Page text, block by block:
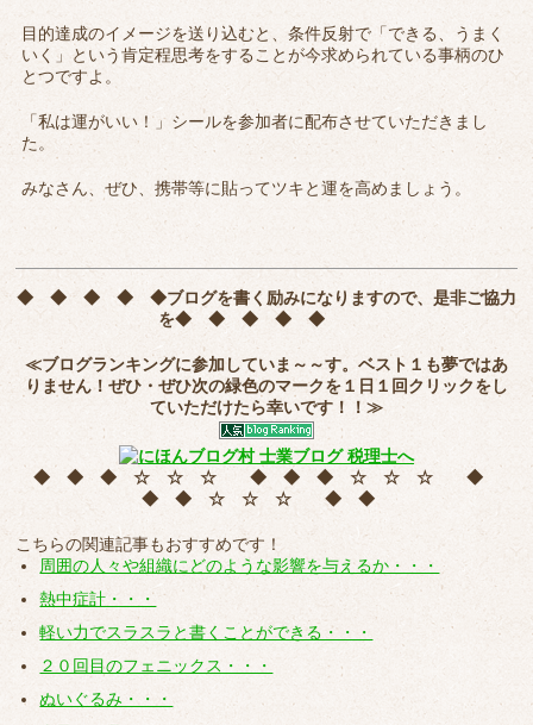
目的達成のイメージを送り込むと、条件反射で「できる、うまく
いく」という肯定程思考をすることが今求められている事柄のひ
とつですよ。
「私は運がいい！」シールを参加者に配布させていただきまし
た。
みなさん、ぜひ、携帯等に貼ってツキと運を高めましょう。
◆ ◆ ◆ ◆ ◆ブログを書く励みになりますので、是非ご協力
を◆ ◆ ◆ ◆ ◆
≪ブログランキングに参加していま～～す。ベスト１も夢ではあ
りません！ぜひ・ぜひ次の緑色のマークを１日１回クリックをし
ていただけたら幸いです！！≫
◆ ◆ ◆ ☆ ☆ ☆ ◆ ◆ ◆ ☆ ☆ ☆ ◆
◆ ◆ ☆ ☆ ☆ ◆ ◆
こちらの関連記事もおすすめです！
周囲の人々や組織にどのような影響を与えるか・・・
熱中症計・・・
軽い力でスラスラと書くことができる・・・
２０回目のフェニックス・・・
ぬいぐるみ・・・